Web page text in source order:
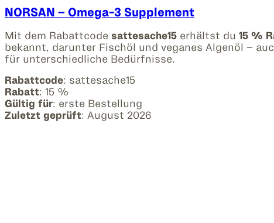
NORSAN – Omega-3 Supplement
Mit dem Rabattcode sattesache15 erhältst du 15 %
bekannt, darunter Fischöl und veganes Algenöl –
für unterschiedliche Bedürfnisse.
Rabattcode: sattesache15
Rabatt: 15 %
Gültig für: erste Bestellung
Zuletzt geprüft: August 2026